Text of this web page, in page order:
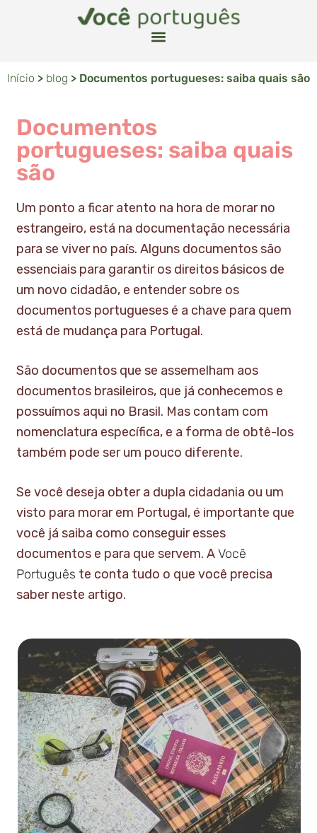
Início > blog > Documentos portugueses: saiba quais são
Documentos
portugueses: saiba quais
são
Um ponto a ficar atento na hora de morar no
estrangeiro, está na documentação necessária
para se viver no país. Alguns documentos são
essenciais para garantir os direitos básicos de
um novo cidadão, e entender sobre os
documentos portugueses é a chave para quem
está de mudança para Portugal.
São documentos que se assemelham aos
documentos brasileiros, que já conhecemos e
possuímos aqui no Brasil. Mas contam com
nomenclatura específica, e a forma de obtê-los
também pode ser um pouco diferente.
Se você deseja obter a dupla cidadania ou um
visto para morar em Portugal, é importante que
você já saiba como conseguir esses
documentos e para que servem. AVocê
Português te conta tudo o que você precisa
saber neste artigo.